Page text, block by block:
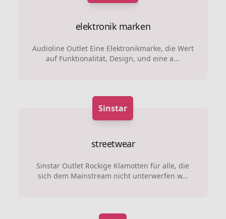
elektronik marken
Audioline Outlet Eine Elektronikmarke, die Wert
auf Funktionalität, Design, und eine a...
Sinstar
streetwear
Sinstar Outlet Rockige Klamotten für alle, die
sich dem Mainstream nicht unterwerfen w...